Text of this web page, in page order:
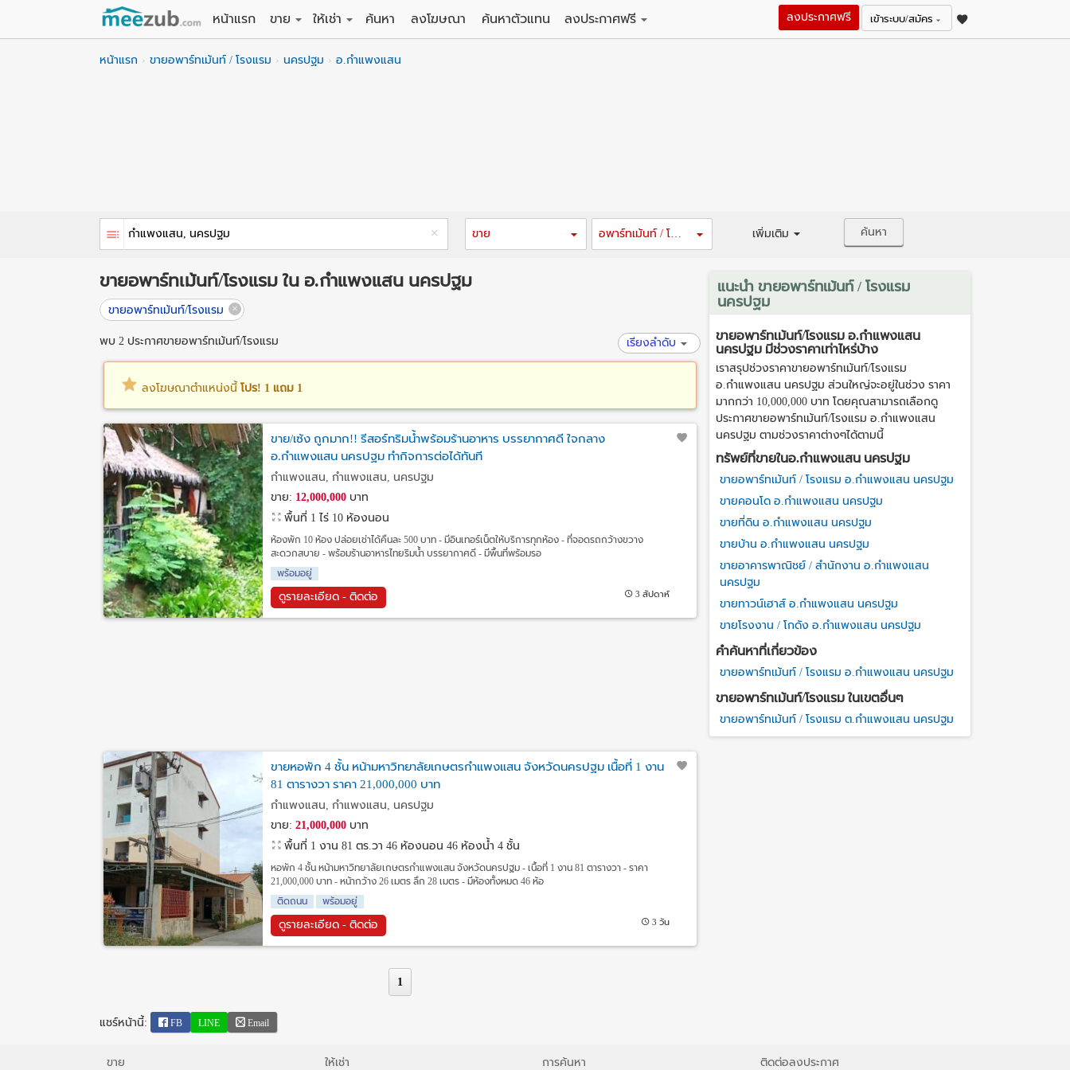
หน้าแรก
ขาย
ขายบ้าน
ให้เช่า
ให้เช่าบ้าน
ค้นหา ลงโฆษณา ค้นหาตัวแทน
ลงประกาศฟรี
เข้าระบบ/สมัคร
ลงประกาศฟรี
หน้าแรก ขายอพาร์ทเม้นท์ / โรงแรม นครปฐม อ.กำแพงแสน
ขาย อพาร์ทเม้นท์ / โรงแรม เพิ่มเติม ค้นหา
ขายอพาร์ทเม้นท์/โรงแรม ใน อ.กำแพงแสน นครปฐม
ขายอพาร์ทเม้นท์/โรงแรม
พบ 2 ประกาศขายอพาร์ทเม้นท์/โรงแรม เรียงลำดับ
ลงโฆษณาตำแหน่งนี้ โปร! 1 แถม 1
ขาย/เซ้ง ถูกมาก!! รีสอร์ทริมน้ำพร้อมร้านอาหาร บรรยากาศดี ใจกลาง
อ.กำแพงแสน นครปฐม ทำกิจการต่อได้ทันที
กำแพงแสน, กำแพงแสน, นครปฐม
ขาย: 12,000,000 บาท
พื้นที่ 1 ไร่ 10 ห้องนอน
ห้องพัก 10 ห้อง ปล่อยเช่าได้คืนละ 500 บาท - มีอินเทอร์เน็ตให้บริการทุกห้อง - ที่จอดรถกว้างขวาง
สะดวกสบาย - พร้อมร้านอาหารไทยริมน้ำ บรรยากาศดี - มีพื้นที่พร้อมรอ
พร้อมอยู่
ดูรายละเอียด - ติดต่อ 3 สัปดาห์
ขายหอพัก 4 ชั้น หน้ามหาวิทยาลัยเกษตรกำแพงแสน จังหวัดนครปฐม เนื้อที่ 1 งาน
81 ตารางวา ราคา 21,000,000 บาท
กำแพงแสน, กำแพงแสน, นครปฐม
ขาย: 21,000,000 บาท
พื้นที่ 1 งาน 81 ตร.วา 46 ห้องนอน 46 ห้องน้ำ 4 ชั้น
หอพัก 4 ชั้น หน้ามหาวิทยาลัยเกษตรกำแพงแสน จังหวัดนครปฐม - เนื้อที่ 1 งาน 81 ตารางวา - ราคา
21,000,000 บาท - หน้ากว้าง 26 เมตร ลึก 28 เมตร - มีห้องทั้งหมด 46 ห้อ
ติดถนน
พร้อมอยู่
ดูรายละเอียด - ติดต่อ 3 วัน
1
แชร์หน้านี้: FB LINE Email
แนะนำ ขายอพาร์ทเม้นท์ / โรงแรม
นครปฐม
ขายอพาร์ทเม้นท์/โรงแรม อ.กำแพงแสน
นครปฐม มีช่วงราคาเท่าไหร่บ้าง
เราสรุปช่วงราคาขายอพาร์ทเม้นท์/โรงแรม
อ.กำแพงแสน นครปฐม ส่วนใหญ่จะอยู่ในช่วง ราคา
มากกว่า 10,000,000 บาท โดยคุณสามารถเลือกดู
ประกาศขายอพาร์ทเม้นท์/โรงแรม อ.กำแพงแสน
นครปฐม ตามช่วงราคาต่างๆได้ตามนี้
ทรัพย์ที่ขายในอ.กำแพงแสน นครปฐม
ขายอพาร์ทเม้นท์ / โรงแรม อ.กำแพงแสน นครปฐม
ขายคอนโด อ.กำแพงแสน นครปฐม
ขายที่ดิน อ.กำแพงแสน นครปฐม
ขายบ้าน อ.กำแพงแสน นครปฐม
ขายอาคารพาณิชย์ / สำนักงาน อ.กำแพงแสน
นครปฐม
ขายทาวน์เฮาส์ อ.กำแพงแสน นครปฐม
ขายโรงงาน / โกดัง อ.กำแพงแสน นครปฐม
คำค้นหาที่เกี่ยวข้อง
ขายอพาร์ทเม้นท์ / โรงแรม อ.กำแพงแสน นครปฐม
ขายอพาร์ทเม้นท์/โรงแรม ในเขตอื่นๆ
ขายอพาร์ทเม้นท์ / โรงแรม ต.กำแพงแสน นครปฐม
ขาย ให้เช่า การค้นหา ติดต่อลงประกาศ